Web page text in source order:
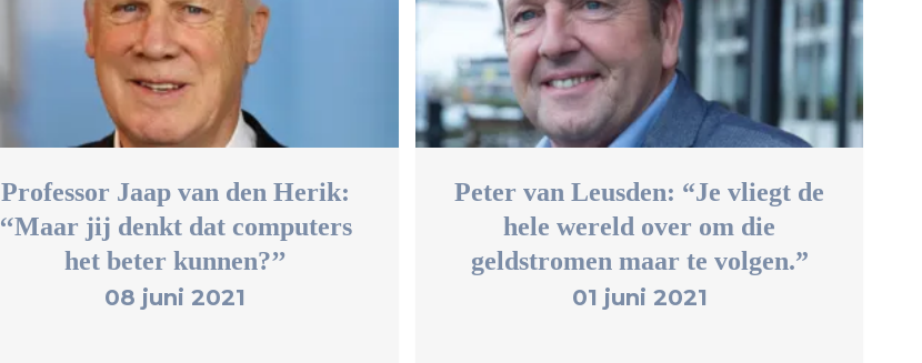
Professor Jaap van den Herik:
‘‘Maar jij denkt dat computers
het beter kunnen?’’
08 juni 2021
Peter van Leusden: “Je vliegt de
hele wereld over om die
geldstromen maar te volgen.”
01 juni 2021